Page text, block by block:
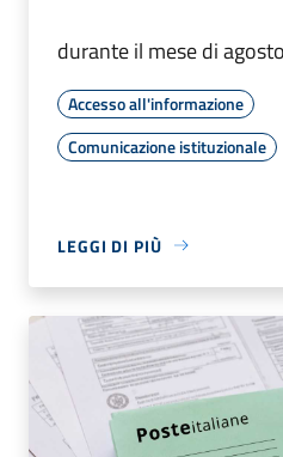
durante il mese di
Accesso all'informazione
Comunicazione istituzionale
LEGGI DI PIÙ